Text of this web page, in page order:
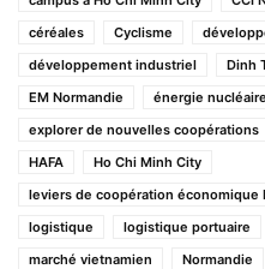
céréales
Cyclisme
développement industriel
Dinh
EM Normandie
énergie nucléaire
explorer de nouvelles coopérations
HAFA
Ho Chi Minh City
leviers de coopération économique
logistique
logistique portuaire
marché vietnamien
Normandie